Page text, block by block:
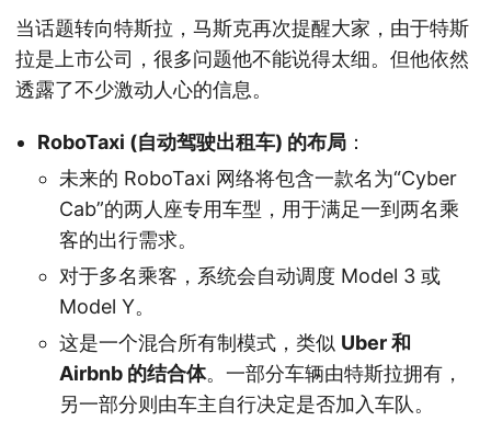
当话题转向特斯拉，马斯克再次提醒大家，由于特斯
拉是上市公司，很多问题他不能说得太细。但他依然
透露了不少激动人心的信息。
RoboTaxi (自动驾驶出租车) 的布局 ：
未来的 RoboTaxi 网络将包含一款名为“Cyber
Cab”的两人座专用车型，用于满足一到两名乘
客的出行需求。
对于多名乘客，系统会自动调度 Model 3 或
Model Y。
这是一个混合所有制模式，类似 Uber 和
Airbnb 的结合体。一部分车辆由特斯拉拥有，
另一部分则由车主自行决定是否加入车队。